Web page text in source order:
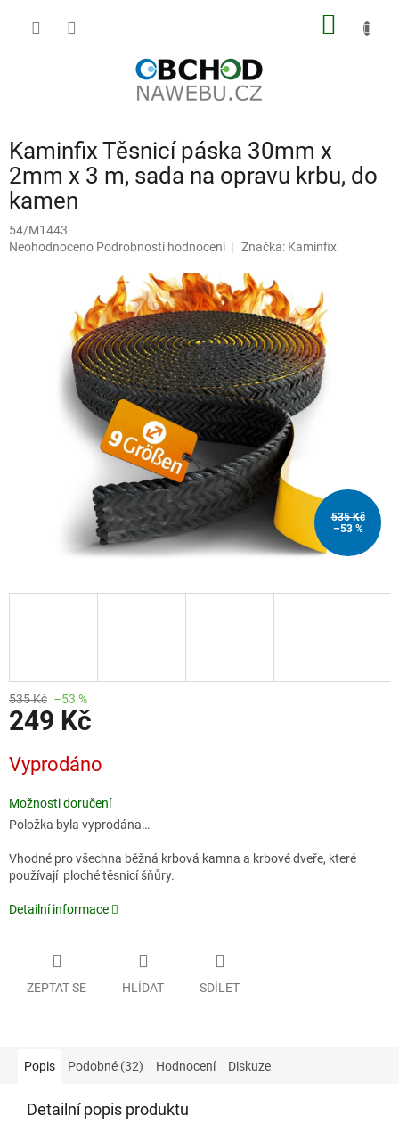
Kaminfix Těsnicí páska 30mm x
2mm x 3 m, sada na opravu krbu, do
kamen
54/M1443
Průměrné
Neohodnoceno Podrobnosti hodnocení Značka: Kaminfix
535 Kč
–53 %
535 Kč –53 %
249 Kč
cena:
Vyprodáno
Možnosti doručení
Položka byla vyprodána…
Vhodné pro všechna běžná krbová kamna a krbové dveře, které
používají ploché těsnicí šňůry.
Detailní informace
ZEPTAT SE HLÍDAT SDÍLET
Popis Podobné (32) Hodnocení Diskuze
Detailní popis produktu